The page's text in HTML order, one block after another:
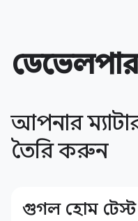
আপনার
তৈরি করুন
গুগল হোম টেস্ট